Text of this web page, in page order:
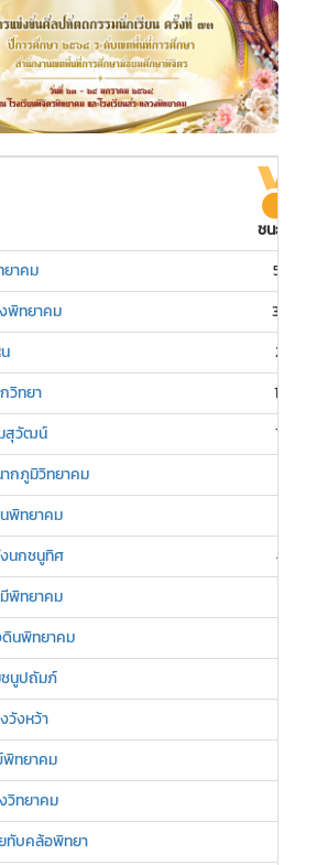
ชนะเลิศ
ยาคม
58
งพิทยาคม
30
21
วิทยา
16
มสุวัฒน์
15
ากภูมิวิทยาคม
นพิทยาคม
งนกชนูทิศ
4
มีพิทยาคม
ดินพิทยาคม
ชนูปถัมภ์
วังหว้า
พิทยาคม
วิทยาคม
ยทับคล้อพิทยา